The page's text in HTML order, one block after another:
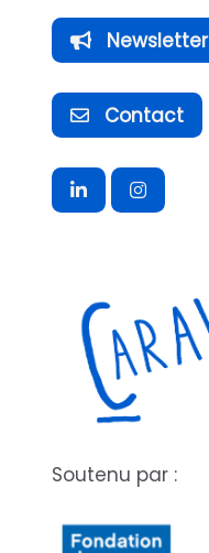
Newsletter
Contact
Soutenu par :